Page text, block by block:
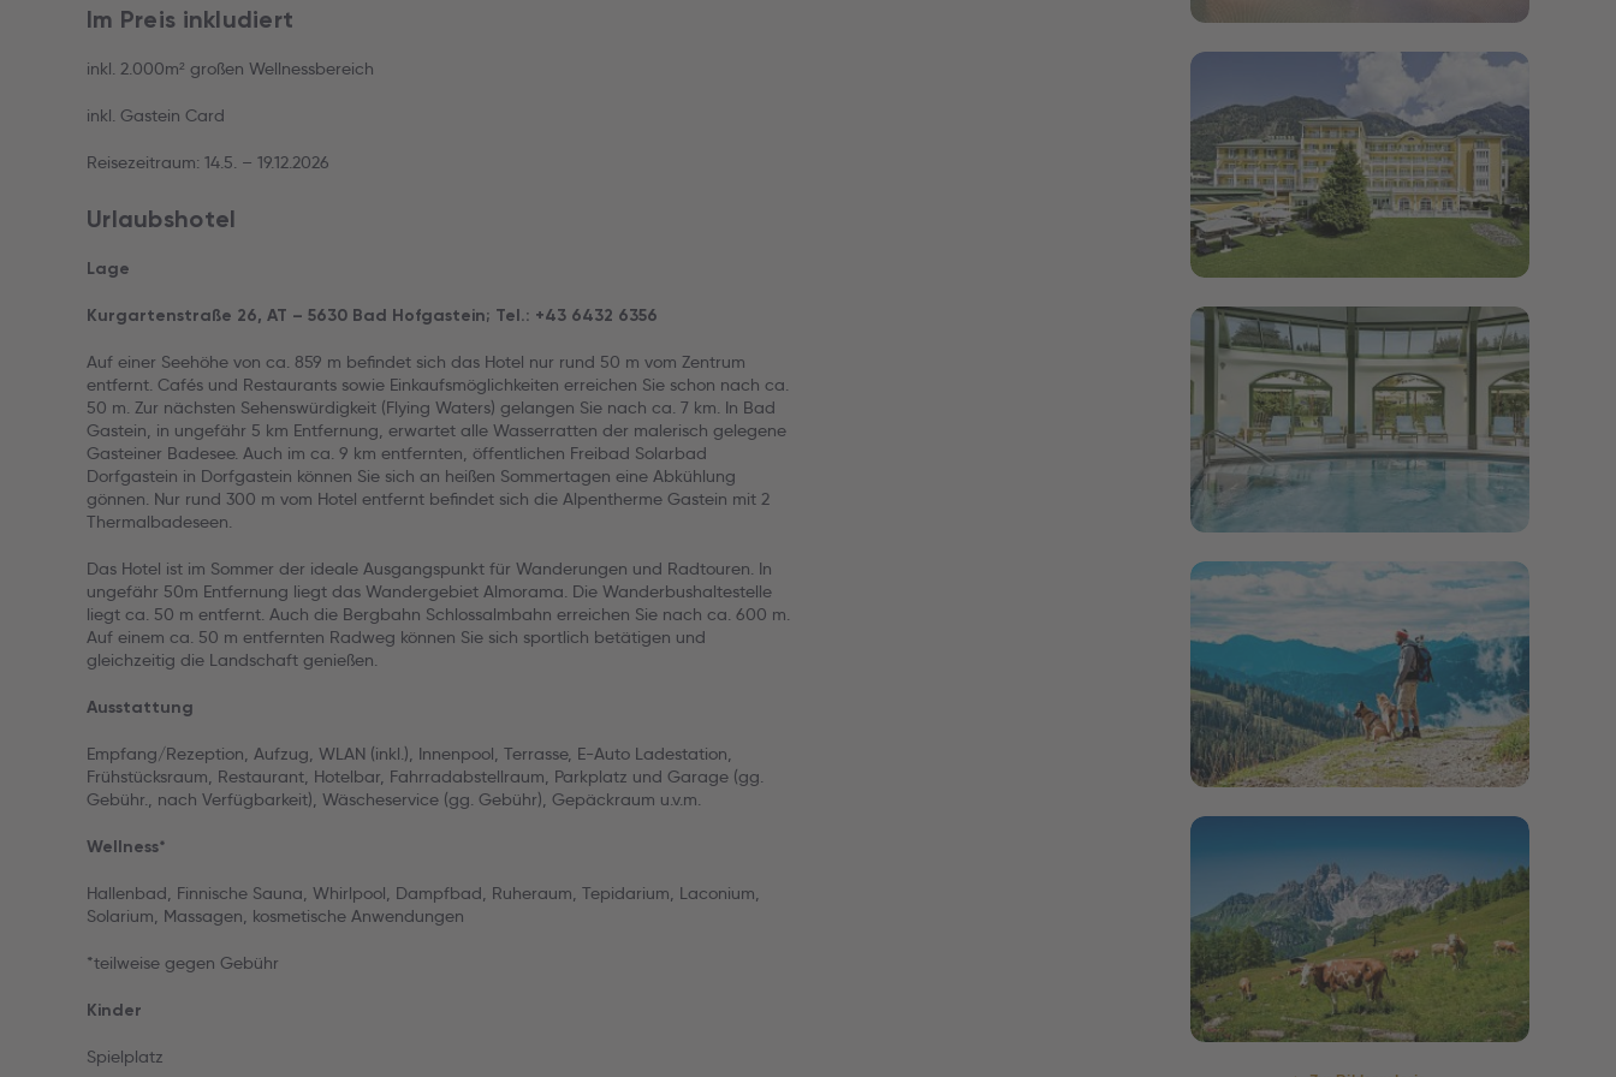
Im Preis inkludiert
inkl. 2.000m² großen Wellnessbereich
inkl. Gastein Card
Reisezeitraum: 14.5. – 19.12.2026
Urlaubshotel
Lage
Kurgartenstraße 26, AT – 5630 Bad Hofgastein; Tel.: +43 6432 6356
Auf einer Seehöhe von ca. 859 m befindet sich das Hotel nur rund 50 m vom Zentrum
entfernt. Cafés und Restaurants sowie Einkaufsmöglichkeiten erreichen Sie schon nach ca.
50 m. Zur nächsten Sehenswürdigkeit (Flying Waters) gelangen Sie nach ca. 7 km. In Bad
Gastein, in ungefähr 5 km Entfernung, erwartet alle Wasserratten der malerisch gelegene
Gasteiner Badesee. Auch im ca. 9 km entfernten, öffentlichen Freibad Solarbad
Dorfgastein in Dorfgastein können Sie sich an heißen Sommertagen eine Abkühlung
gönnen. Nur rund 300 m vom Hotel entfernt befindet sich die Alpentherme Gastein mit 2
Thermalbadeseen.
Das Hotel ist im Sommer der ideale Ausgangspunkt für Wanderungen und Radtouren. In
ungefähr 50m Entfernung liegt das Wandergebiet Almorama. Die Wanderbushaltestelle
liegt ca. 50 m entfernt. Auch die Bergbahn Schlossalmbahn erreichen Sie nach ca. 600 m.
Auf einem ca. 50 m entfernten Radweg können Sie sich sportlich betätigen und
gleichzeitig die Landschaft genießen.
Ausstattung
Empfang/Rezeption, Aufzug, WLAN (inkl.), Innenpool, Terrasse, E-Auto Ladestation,
Frühstücksraum, Restaurant, Hotelbar, Fahrradabstellraum, Parkplatz und Garage (gg.
Gebühr., nach Verfügbarkeit), Wäscheservice (gg. Gebühr), Gepäckraum u.v.m.
Wellness*
Hallenbad, Finnische Sauna, Whirlpool, Dampfbad, Ruheraum, Tepidarium, Laconium,
Solarium, Massagen, kosmetische Anwendungen
*teilweise gegen Gebühr
Kinder
Spielplatz
Bildergalerie öffnen
Bildergalerie öffnen
Bildergalerie öffnen
Bildergalerie öffnen